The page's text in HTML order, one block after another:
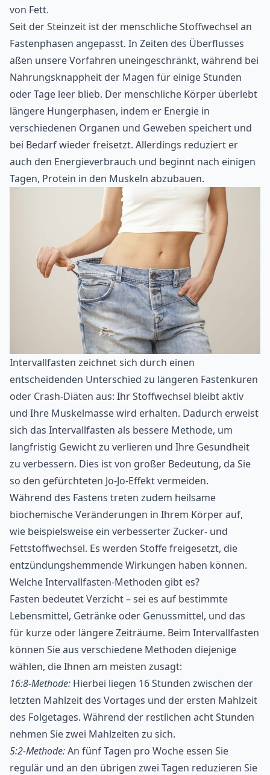
von Fett.
Seit der Steinzeit ist der menschliche Stoffwechsel an
Fastenphasen angepasst. In Zeiten des Überflusses
aßen unsere Vorfahren uneingeschränkt, während bei
Nahrungsknappheit der Magen für einige Stunden
oder Tage leer blieb. Der menschliche Körper überlebt
längere Hungerphasen, indem er Energie in
verschiedenen Organen und Geweben speichert und
bei Bedarf wieder freisetzt. Allerdings reduziert er
auch den Energieverbrauch und beginnt nach einigen
Tagen, Protein in den Muskeln abzubauen.
Intervallfasten zeichnet sich durch einen
entscheidenden Unterschied zu längeren Fastenkuren
oder Crash-Diäten aus: Ihr Stoffwechsel bleibt aktiv
und Ihre Muskelmasse wird erhalten. Dadurch erweist
sich das Intervallfasten als bessere Methode, um
langfristig Gewicht zu verlieren und Ihre Gesundheit
zu verbessern. Dies ist von großer Bedeutung, da Sie
so den gefürchteten Jo-Jo-Effekt vermeiden.
Während des Fastens treten zudem heilsame
biochemische Veränderungen in Ihrem Körper auf,
wie beispielsweise ein verbesserter Zucker- und
Fettstoffwechsel. Es werden Stoffe freigesetzt, die
entzündungshemmende Wirkungen haben können.
Welche Intervallfasten-Methoden gibt es?
Fasten bedeutet Verzicht – sei es auf bestimmte
Lebensmittel, Getränke oder Genussmittel, und das
für kurze oder längere Zeiträume. Beim Intervallfasten
können Sie aus verschiedene Methoden diejenige
wählen, die Ihnen am meisten zusagt:
16:8-Methode: Hierbei liegen 16 Stunden zwischen der
letzten Mahlzeit des Vortages und der ersten Mahlzeit
des Folgetages. Während der restlichen acht Stunden
nehmen Sie zwei Mahlzeiten zu sich.
5:2-Methode:An fünf Tagen pro Woche essen Sie
regulär und an den übrigen zwei Tagen reduzieren Sie